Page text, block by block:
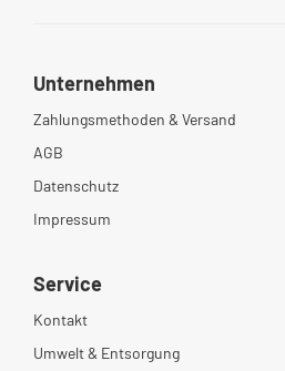
Unternehmen
Zahlungsmethoden & Versand
AGB
Datenschutz
Impressum
Service
Kontakt
Umwelt & Entsorgung